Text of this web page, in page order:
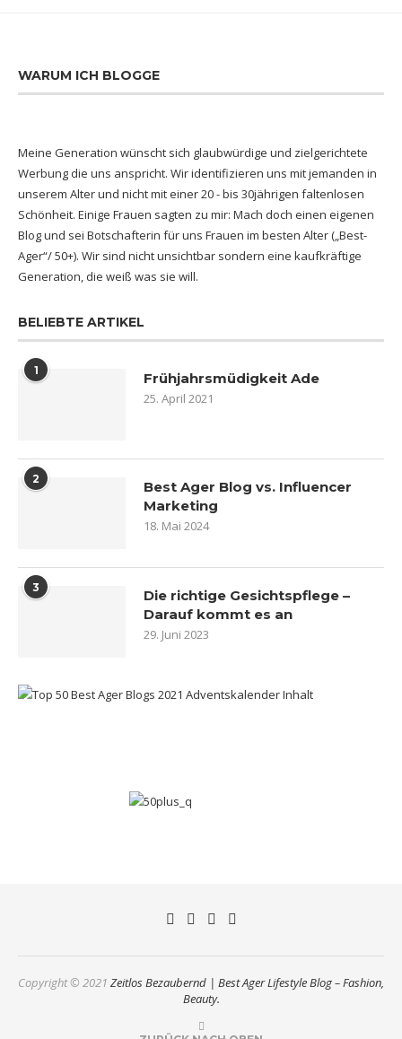
WARUM ICH BLOGGE
Meine Generation wünscht sich glaubwürdige und zielgerichtete
Werbung die uns anspricht. Wir identifizieren uns mit jemanden in
unserem Alter und nicht mit einer 20 - bis 30jährigen faltenlosen
Schönheit. Einige Frauen sagten zu mir: Mach doch einen eigenen
Blog und sei Botschafterin für uns Frauen im besten Alter („Best-
Ager“/ 50+). Wir sind nicht unsichtbar sondern eine kaufkräftige
Generation, die weiß was sie will.
BELIEBTE ARTIKEL
1 Frühjahrsmüdigkeit Ade
25. April 2021
2
Best Ager Blog vs. Influencer
Marketing
18. Mai 2024
3
Die richtige Gesichtspflege –
Darauf kommt es an
29. Juni 2023
Copyright © 2021 Zeitlos Bezaubernd | Best Ager Lifestyle Blog – Fashion,
Beauty.